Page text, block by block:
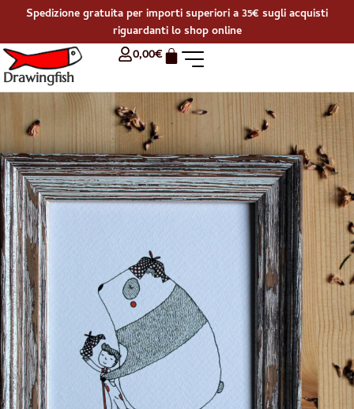
Spedizione gratuita per importi superiori a 35€ sugli acquisti
riguardanti lo shop online
Drawingfish
0,00€